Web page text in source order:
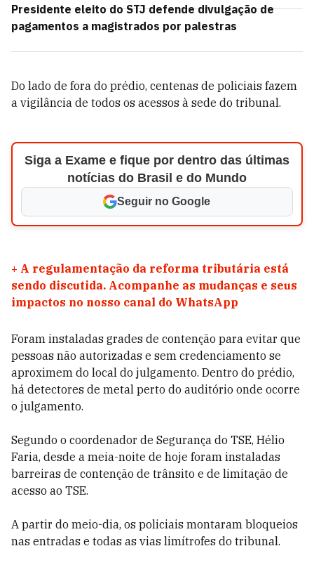
Presidente eleito do STJ defende divulgação de
pagamentos a magistrados por palestras
Do lado de fora do prédio, centenas de policiais fazem
a vigilância de todos os acessos à sede do tribunal.
Siga a Exame e fique por dentro das últimas
notícias do Brasil e do Mundo
Seguir no Google
+ A regulamentação da reforma tributária está
sendo discutida. Acompanhe as mudanças e seus
impactos no nosso canal do WhatsApp
Foram instaladas grades de contenção para evitar que
pessoas não autorizadas e sem credenciamento se
aproximem do local do julgamento. Dentro do prédio,
há detectores de metal perto do auditório onde ocorre
o julgamento.
Segundo o coordenador de Segurança do TSE, Hélio
Faria, desde a meia-noite de hoje foram instaladas
barreiras de contenção de trânsito e de limitação de
acesso ao TSE.
A partir do meio-dia, os policiais montaram bloqueios
nas entradas e todas as vias limítrofes do tribunal.